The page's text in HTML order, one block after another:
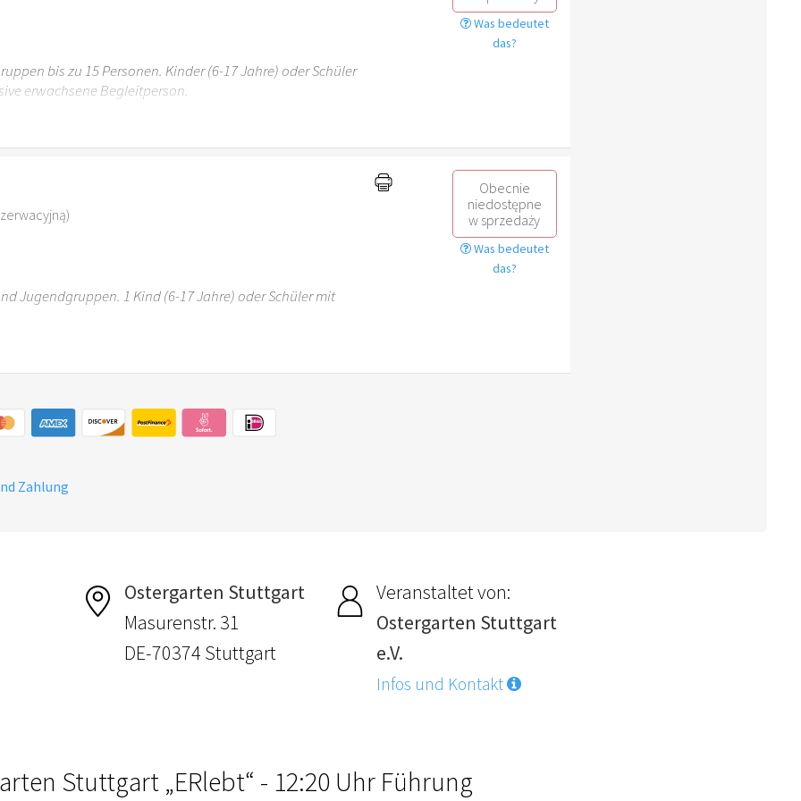
Was bedeutet
das?
bis zu 15 Personen. Kinder (6-17 Jahre) oder Schüler
erwachsene Begleitperson.
6 Jahren ist der Ostergarten Stuttgart nicht
Obecnie
niedostępne
w sprzedaży
Was bedeutet
das?
Jugendgruppen. 1 Kind (6-17 Jahre) oder Schüler mit
6 Jahren ist der Ostergarten Stuttgart nicht
Zahlung
Ostergarten Stuttgart
Masurenstr. 31
DE-70374 Stuttgart
Veranstaltet von:
Ostergarten Stuttgart
e.V.
Infos und Kontakt
Stuttgart „ERlebt“ - 12:20 Uhr Führung